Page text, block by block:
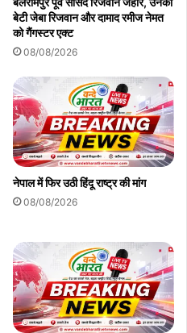
बेटी जेबा रिजवान और दामाद रमीज नेमत
को गैंगस्टर एक्ट
08/08/2026
नेपाल में फिर उठी हिंदू राष्ट्र की मांग
08/08/2026